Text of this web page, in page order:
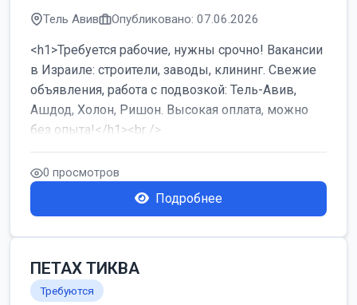
Тель Авив Опубликовано: 07.06.2026
<h1>Требуется рабочие, нужны срочно! Вакансии
в Израиле: строители, заводы, клининг. Свежие
объявления, работа с подвозкой: Тель-Авив,
Ашдод, Холон, Ришон. Высокая оплата, можно
без опыта!</h1><br />
...
0 просмотров
Подробнее
ПЕТАХ ТИКВА
Требуются